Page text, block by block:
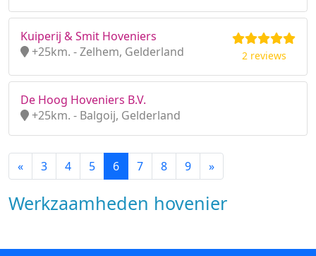
Kuiperij & Smit Hoveniers
+25km. - Zelhem, Gelderland
2 reviews
De Hoog Hoveniers B.V.
+25km. - Balgoij, Gelderland
« 3 4 5 6 7 8 9 »
Werkzaamheden hovenier